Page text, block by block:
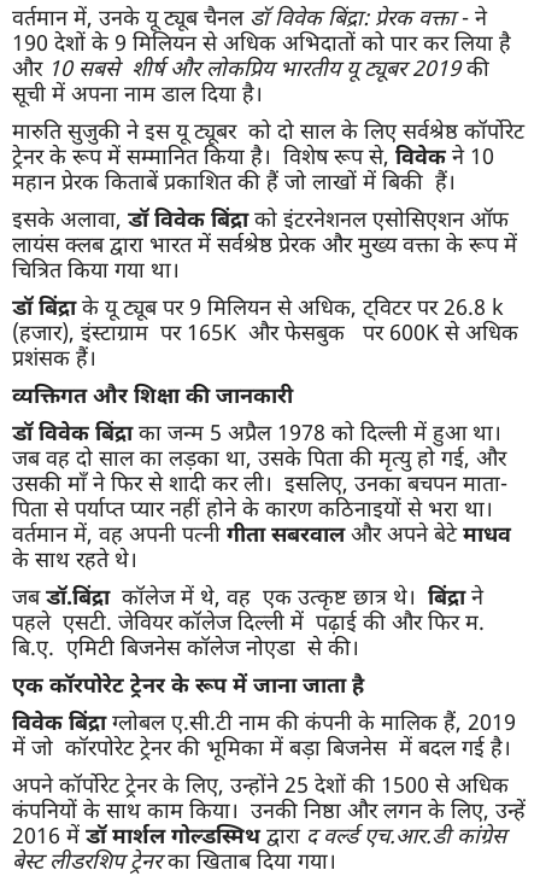
वर्तमान में, उनके यू ट्यूब चैनल डॉ विवेक बिंद्रा: प्रेरक वक्ता- ने
190 देशों के 9 मिलियन से अधिक अभिदातों को पार कर लिया है
और 10 सबसे शीर्ष और लोकप्रिय भारतीय यू ट्यूबर 2019की
सूची में अपना नाम डाल दिया है।
मारुति सुजुकी ने इस यू ट्यूबर को दो साल के लिए सर्वश्रेष्ठ कॉर्पोरेट
ट्रेनर के रूप में सम्मानित किया है। विशेष रूप से, विवेक ने 10
महान प्रेरक किताबें प्रकाशित की हैं जो लाखों में बिकी हैं।
इसके अलावा, डॉ विवेक बिंद्राको इंटरनेशनल एसोसिएशन ऑफ
लायंस क्लब द्वारा भारत में सर्वश्रेष्ठ प्रेरक और मुख्य वक्ता के रूप में
चित्रित किया गया था।
डॉ बिंद्राके यू ट्यूब पर 9 मिलियन से अधिक, ट्विटर पर 26.8 k
(हजार), इंस्टाग्राम पर 165K और फेसबुक पर 600K से अधिक
प्रशंसक हैं।
व्यक्तिगत और शिक्षा की जानकारी
डॉ विवेक बिंद्राका जन्म 5 अप्रैल 1978 को दिल्ली में हुआ था।
जब वह दो साल का लड़का था, उसके पिता की मृत्यु हो गई, और
उसकी माँ ने फिर से शादी कर ली। इसलिए, उनका बचपन माता-
पिता से पर्याप्त प्यार नहीं होने के कारण कठिनाइयों से भरा था।
वर्तमान में, वह अपनी पत्नी गीता सबरवालऔर अपने बेटेमाधव
के साथ रहते थे।
जबडॉ.बिंद्राकॉलेज में थे, वह एक उत्कृष्ट छात्र थे। बिंद्राने
पहले एसटी. जेवियर कॉलेज दिल्ली में पढ़ाई की और फिर म.
बि.ए. एमिटी बिजनेस कॉलेज नोएडा से की।
एक कॉरपोरेट ट्रेनर के रूप में जाना जाता है
विवेक बिंद्राग्लोबल ए.सी.टी नाम की कंपनी के मालिक हैं, 2019
में जो कॉरपोरेट ट्रेनर की भूमिका में बड़ा बिजनेस में बदल गई है।
अपने कॉर्पोरेट ट्रेनर के लिए, उन्होंने 25 देशों की 1500 से अधिक
कंपनियों के साथ काम किया। उनकी निष्ठा और लगन के लिए, उन्हें
2016 में डॉ मार्शल गोल्डस्मिथद्वारा द वर्ल्ड एच.आर.डी कांग्रेस
बेस्ट लीडरशिप ट्रेनरका खिताब दिया गया।